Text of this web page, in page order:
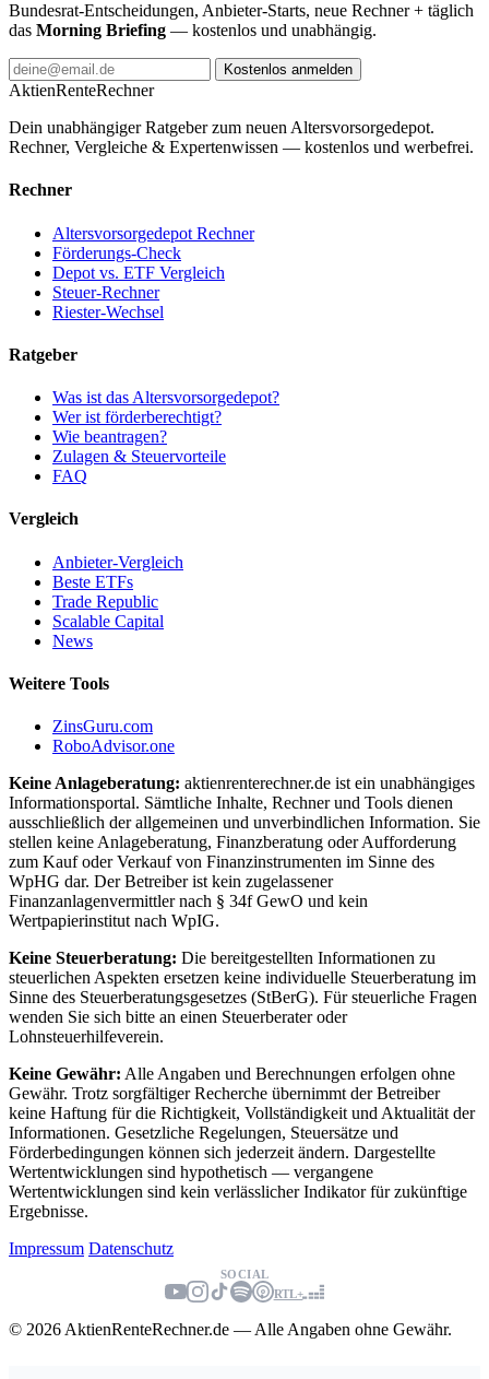
Bundesrat-Entscheidungen, Anbieter-Starts, neue Rechner + täglich
das Morning Briefing — kostenlos und unabhängig.
Kostenlos anmelden
AktienRenteRechner
Dein unabhängiger Ratgeber zum neuen Altersvorsorgedepot.
Rechner, Vergleiche & Expertenwissen — kostenlos und werbefrei.
Rechner
Altersvorsorgedepot Rechner
Förderungs-Check
Depot vs. ETF Vergleich
Steuer-Rechner
Riester-Wechsel
Ratgeber
Was ist das Altersvorsorgedepot?
Wer ist förderberechtigt?
Wie beantragen?
Zulagen & Steuervorteile
FAQ
Vergleich
Anbieter-Vergleich
Beste ETFs
Trade Republic
Scalable Capital
News
Weitere Tools
ZinsGuru.com
RoboAdvisor.one
Keine Anlageberatung: aktienrenterechner.de ist ein unabhängiges
Informationsportal. Sämtliche Inhalte, Rechner und Tools dienen
ausschließlich der allgemeinen und unverbindlichen Information. Sie
stellen keine Anlageberatung, Finanzberatung oder Aufforderung
zum Kauf oder Verkauf von Finanzinstrumenten im Sinne des
WpHG dar. Der Betreiber ist kein zugelassener
Finanzanlagenvermittler nach § 34f GewO und kein
Wertpapierinstitut nach WpIG.
Keine Steuerberatung: Die bereitgestellten Informationen zu
steuerlichen Aspekten ersetzen keine individuelle Steuerberatung im
Sinne des Steuerberatungsgesetzes (StBerG). Für steuerliche Fragen
wenden Sie sich bitte an einen Steuerberater oder
Lohnsteuerhilfeverein.
Keine Gewähr: Alle Angaben und Berechnungen erfolgen ohne
Gewähr. Trotz sorgfältiger Recherche übernimmt der Betreiber
keine Haftung für die Richtigkeit, Vollständigkeit und Aktualität der
Informationen. Gesetzliche Regelungen, Steuersätze und
Förderbedingungen können sich jederzeit ändern. Dargestellte
Wertentwicklungen sind hypothetisch — vergangene
Wertentwicklungen sind kein verlässlicher Indikator für zukünftige
Ergebnisse.
Impressum Datenschutz
SOCIAL
RTL+
© 2026 AktienRenteRechner.de — Alle Angaben ohne Gewähr.